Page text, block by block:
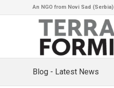
An NGO from Novi Sad (Serbia)
Blog - Latest News